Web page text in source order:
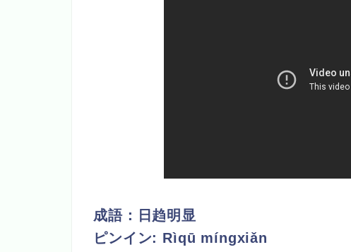
成語：日趋明显
ピンイン: Rìqū míngxiǎn